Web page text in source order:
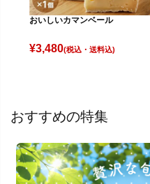
おいしいカマンベール
¥3,480(税込)
おすすめの特集